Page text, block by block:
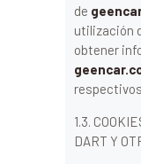
de
utilización
obtener
1.3.
DART Y